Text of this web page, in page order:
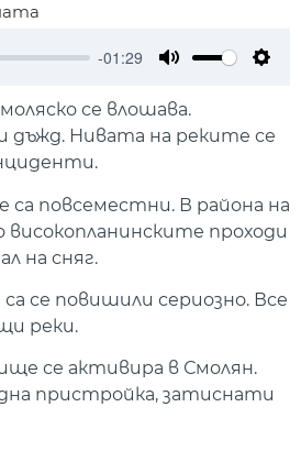
-01:29
се влошава.
дъжд. Нивата на реките се
са повсеместни. В района на
високопланинските проходи
на сняг.
се повишили сериозно. Все
реки.
се активира в Смолян.
пристройка, затиснати